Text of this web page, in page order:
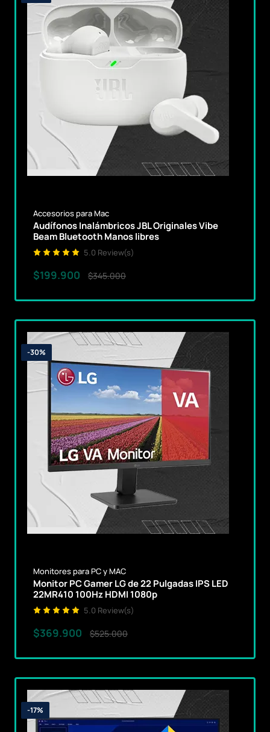
Accesorios para Mac
Audífonos Inalámbricos JBL Originales Vibe
Beam Bluetooth Manos libres
5.0 Review(s)
$199.900 $345.000
-30%
Monitores para PC y MAC
Monitor PC Gamer LG de 22 Pulgadas IPS LED
22MR410 100Hz HDMI 1080p
5.0 Review(s)
$369.900 $525.000
-17%